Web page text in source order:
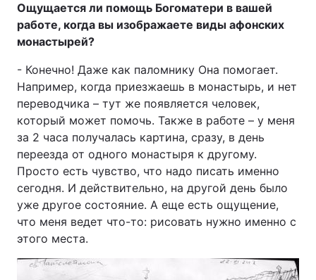
Ощущается ли помощь Богоматери в вашей
работе, когда вы изображаете виды афонских
монастырей?
- Конечно! Даже как паломнику Она помогает.
Например, когда приезжаешь в монастырь, и нет
переводчика – тут же появляется человек,
который может помочь. Также в работе – у меня
за 2 часа получалась картина, сразу, в день
переезда от одного монастыря к другому.
Просто есть чувство, что надо писать именно
сегодня. И действительно, на другой день было
уже другое состояние. А еще есть ощущение,
что меня ведет что-то: рисовать нужно именно с
этого места.